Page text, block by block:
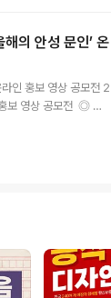
서 관람하는 신선하고
◎ 공모주제 - 환경을
영상 (다큐, 숏폼, 브
모기간: 2023.9.10~1
의 안성 문인’ 온
인 홍보 영상 공모전 2
보 영상 공모전 ​ ◎ 공
하 - 해상도 1,920*1,
영상 ※ 패러디, 애니
※ 작가 및 작품 수 제
영상파일, 참가신청서,
서 각 1부 나. 제출방법 :